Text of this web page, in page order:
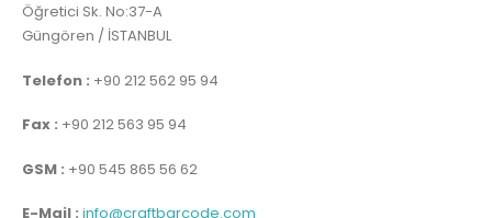
Öğretici Sk. No:37-A
Güngören / İSTANBUL
Telefon : +90 212 562 95 94
Fax : +90 212 563 95 94
GSM : +90 545 865 56 62
E-Mail : info@craftbarcode.com